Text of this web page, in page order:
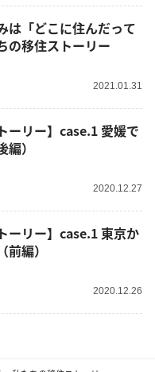
「どこに住んだって
の移住ストーリー
2021.01.31
ーリー】case.1 愛媛で
）
2020.12.27
ーリー】case.1 東京か
編）
2020.12.26